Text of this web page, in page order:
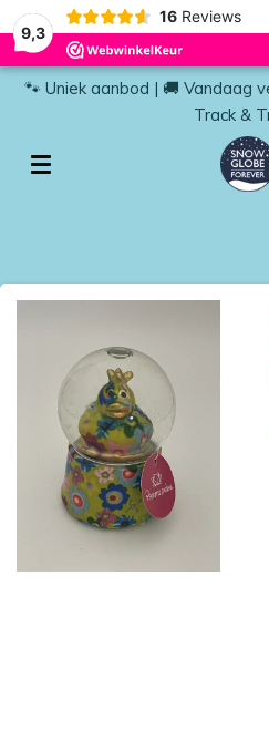
9,3
16 Reviews
🐾 Uniek aanbod | 🚚 Vandaag
Track &